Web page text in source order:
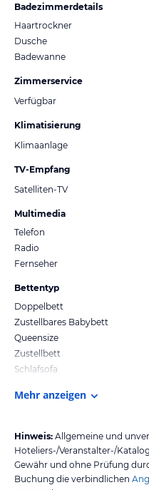
Badezimmerdetails
Haartrockner
Dusche
Badewanne
Zimmerservice
Verfügbar
Klimatisierung
Klimaanlage
TV-Empfang
Satelliten-TV
Multimedia
Telefon
Radio
Fernseher
Bettentyp
Doppelbett
Zustellbares Babybett
Queensize
Zustellbett
Schlafsofa
Mehr anzeigen
Hinweis: Allgemeine und
Hoteliers-/Veranstalter-/
Gewähr und ohne Prüfung
Buchung die verbindlichen